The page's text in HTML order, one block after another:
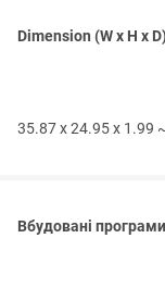
Dimension (W x H x
35.87 x 24.95 x 1.99
Вбудовані програми